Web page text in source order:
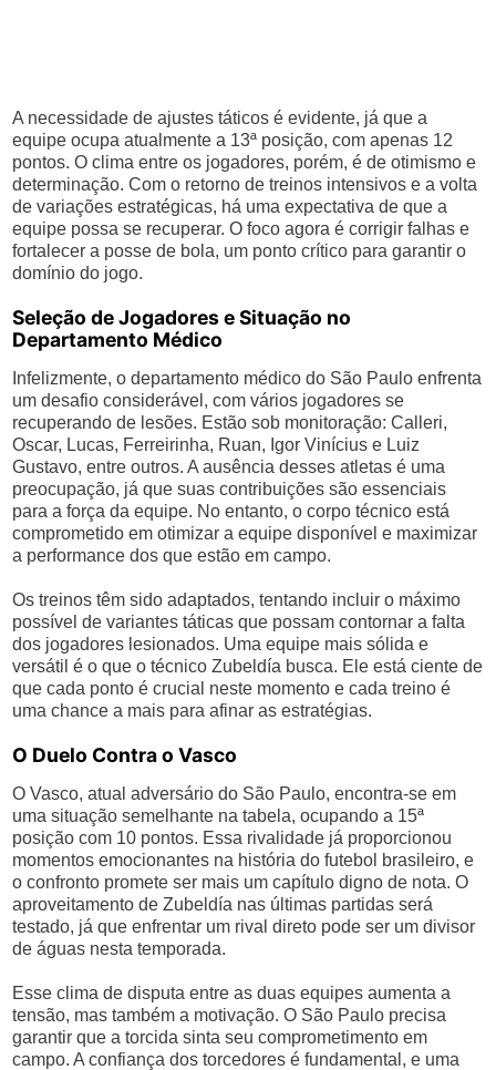
A necessidade de ajustes táticos é evidente, já que a
equipe ocupa atualmente a 13ª posição, com apenas 12
pontos. O clima entre os jogadores, porém, é de otimismo e
determinação. Com o retorno de treinos intensivos e a volta
de variações estratégicas, há uma expectativa de que a
equipe possa se recuperar. O foco agora é corrigir falhas e
fortalecer a posse de bola, um ponto crítico para garantir o
domínio do jogo.
Seleção de Jogadores e Situação no
Departamento Médico
Infelizmente, o departamento médico do São Paulo enfrenta
um desafio considerável, com vários jogadores se
recuperando de lesões. Estão sob monitoração: Calleri,
Oscar, Lucas, Ferreirinha, Ruan, Igor Vinícius e Luiz
Gustavo, entre outros. A ausência desses atletas é uma
preocupação, já que suas contribuições são essenciais
para a força da equipe. No entanto, o corpo técnico está
comprometido em otimizar a equipe disponível e maximizar
a performance dos que estão em campo.
Os treinos têm sido adaptados, tentando incluir o máximo
possível de variantes táticas que possam contornar a falta
dos jogadores lesionados. Uma equipe mais sólida e
versátil é o que o técnico Zubeldía busca. Ele está ciente de
que cada ponto é crucial neste momento e cada treino é
uma chance a mais para afinar as estratégias.
O Duelo Contra o Vasco
O Vasco, atual adversário do São Paulo, encontra-se em
uma situação semelhante na tabela, ocupando a 15ª
posição com 10 pontos. Essa rivalidade já proporcionou
momentos emocionantes na história do futebol brasileiro, e
o confronto promete ser mais um capítulo digno de nota. O
aproveitamento de Zubeldía nas últimas partidas será
testado, já que enfrentar um rival direto pode ser um divisor
de águas nesta temporada.
Esse clima de disputa entre as duas equipes aumenta a
tensão, mas também a motivação. O São Paulo precisa
garantir que a torcida sinta seu comprometimento em
campo. A confiança dos torcedores é fundamental, e uma